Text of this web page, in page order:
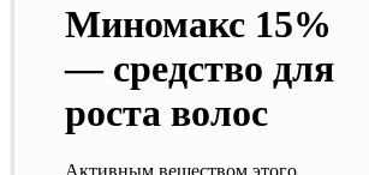
Миномакс 15%
— средство для
роста волос